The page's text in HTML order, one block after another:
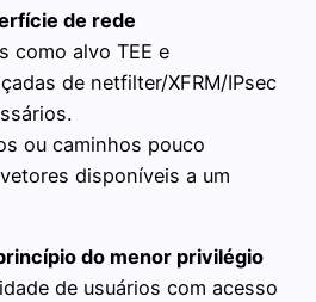
de rede
como alvo TEE e
de netfilter/XFRM/IPsec
ou caminhos pouco
disponíveis a um
do menor privilégio
de usuários com acesso